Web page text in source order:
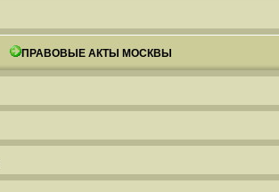
ПРАВОВЫЕ АКТЫ МОСКВЫ